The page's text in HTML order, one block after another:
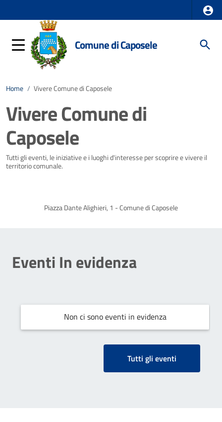
Comune di Caposele
Home / Vivere Comune di Caposele
Vivere Comune di
Caposele
Tutti gli eventi, le iniziative e i luoghi d'interesse per scoprire e vivere il
territorio comunale.
Piazza Dante Alighieri, 1 - Comune di Caposele
Eventi In evidenza
Non ci sono eventi in evidenza
Tutti gli eventi